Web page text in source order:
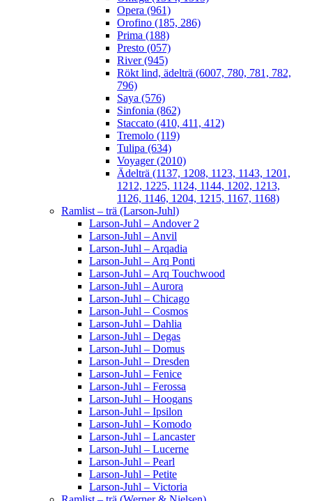
Opera (961)
Orofino (185, 286)
Prima (188)
Presto (057)
River (945)
Rökt lind, ädelträ (6007, 780, 781, 782,
796)
Saya (576)
Sinfonia (862)
Staccato (410, 411, 412)
Tremolo (119)
Tulipa (634)
Voyager (2010)
Ädelträ (1137, 1208, 1123, 1143, 1201,
1212, 1225, 1124, 1144, 1202, 1213,
1126, 1146, 1204, 1215, 1167, 1168)
Ramlist – trä (Larson-Juhl)
Larson-Juhl – Andover 2
Larson-Juhl – Anvil
Larson-Juhl – Arqadia
Larson-Juhl – Arq Ponti
Larson-Juhl – Arq Touchwood
Larson-Juhl – Aurora
Larson-Juhl – Chicago
Larson-Juhl – Cosmos
Larson-Juhl – Dahlia
Larson-Juhl – Degas
Larson-Juhl – Domus
Larson-Juhl – Dresden
Larson-Juhl – Fenice
Larson-Juhl – Ferossa
Larson-Juhl – Hoogans
Larson-Juhl – Ipsilon
Larson-Juhl – Komodo
Larson-Juhl – Lancaster
Larson-Juhl – Lucerne
Larson-Juhl – Pearl
Larson-Juhl – Petite
Larson-Juhl – Victoria